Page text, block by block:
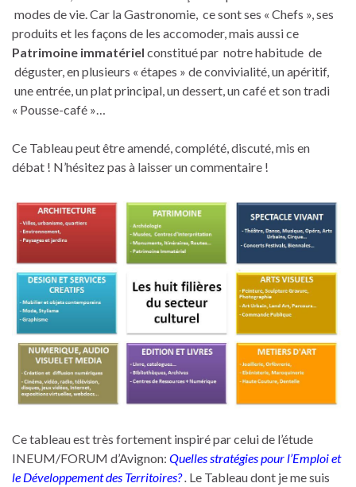
modes de vie. Car la Gastronomie, ce sont ses « Chefs », ses
produits et les façons de les accomoder, mais aussi ce
Patrimoine immatériel constitué par notre habitude de
déguster, en plusieurs « étapes » de convivialité, un apéritif,
une entrée, un plat principal, un dessert, un café et son tradi
« Pousse-café »…
Ce Tableau peut être amendé, complété, discuté, mis en
débat ! N’hésitez pas à laisser un commentaire !
Ce tableau est très fortement inspiré par celui de l’étude
INEUM/FORUM d’Avignon: Quelles stratégies pour l’Emploi et
le Développement des Territoires?. Le Tableau dont je me suis